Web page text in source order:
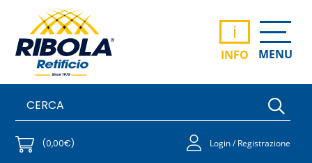
i
INFO MENU
(0,00€) Login / Registrazione